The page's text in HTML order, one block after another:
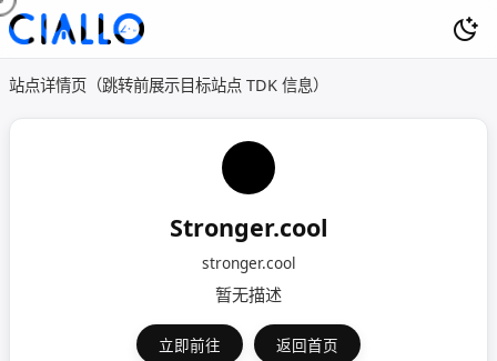
站点详情页（跳转前展示目标站点 TDK 信息）
Stronger.cool
stronger.cool
暂无描述
立即前往 返回首页